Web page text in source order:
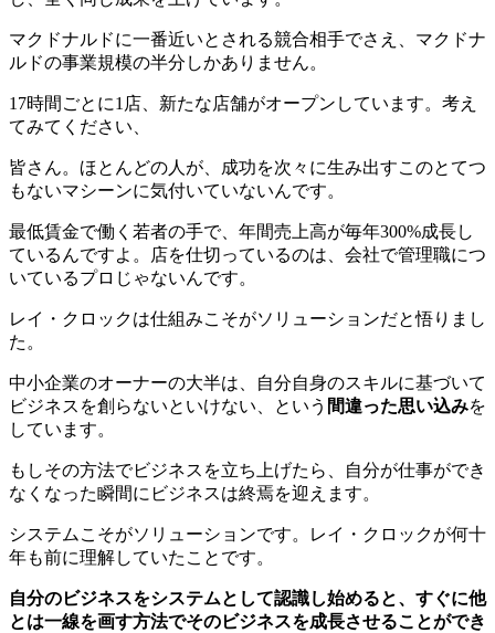
マクドナルドに一番近いとされる競合相手でさえ、マクドナ
ルドの事業規模の半分しかありません。
17時間ごとに1店、新たな店舗がオープンしています。考え
てみてください、
皆さん。ほとんどの人が、成功を次々に生み出すこのとてつ
もないマシーンに気付いていないんです。
最低賃金で働く若者の手で、年間売上高が毎年300%成長し
ているんですよ。店を仕切っているのは、会社で管理職につ
いているプロじゃないんです。
レイ・クロックは仕組みこそがソリューションだと悟りまし
た。
中小企業のオーナーの大半は、自分自身のスキルに基づいて
ビジネスを創らないといけない、という 間違った思い込みを
しています。
もしその方法でビジネスを立ち上げたら、自分が仕事ができ
なくなった瞬間にビジネスは終焉を迎えます。
システムこそがソリューションです。レイ・クロックが何十
年も前に理解していたことです。
自分のビジネスをシステムとして認識し始めると、すぐに他
とは一線を画す方法でそのビジネスを成長させることができ